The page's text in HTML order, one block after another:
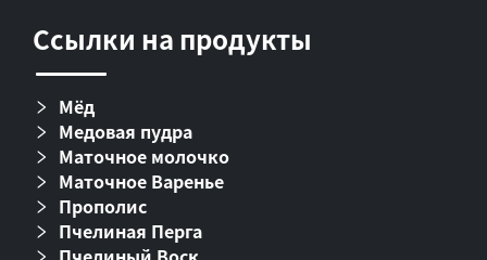
Ссылки на продукты
Мёд
Медовая пудра
Маточное молочко
Маточное Варенье
Прополис
Пчелиная Перга